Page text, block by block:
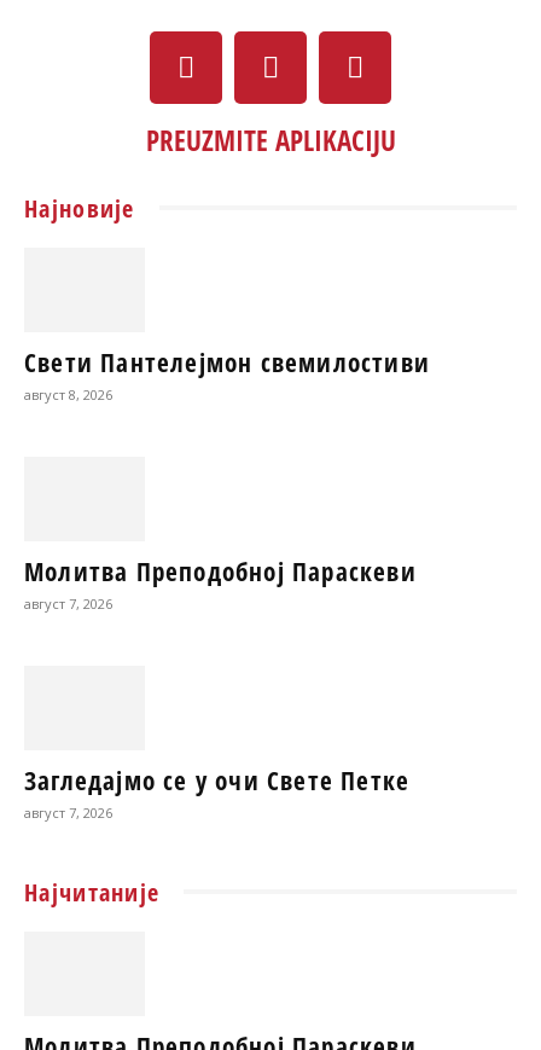
PREUZMITE APLIKACIJU
Најновије
Свети Пантелејмон свемилостиви
август 8, 2026
Молитва Преподобној Параскеви
август 7, 2026
Загледајмо се у очи Свете Петке
август 7, 2026
Најчитаније